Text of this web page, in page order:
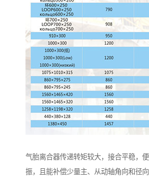
气胎离合器传递转矩较大，接合平稳，
振，且能补偿少量主、从动轴角向和径